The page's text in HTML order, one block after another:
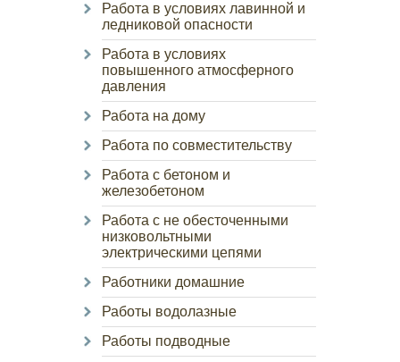
Работа в условиях лавинной и
ледниковой опасности
Работа в условиях
повышенного атмосферного
давления
Работа на дому
Работа по совместительству
Работа с бетоном и
железобетоном
Работа с не обесточенными
низковольтными
электрическими цепями
Работники домашние
Работы водолазные
Работы подводные